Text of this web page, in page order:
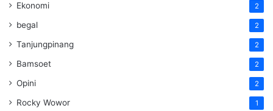
Ekonomi 2
begal 2
Tanjungpinang 2
Bamsoet 2
Opini 2
Rocky Wowor 1